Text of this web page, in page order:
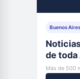
Buenos Aires
de
Más de 500